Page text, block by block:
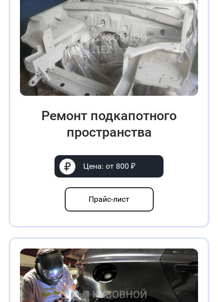
Ремонт подкапотного
пространства
Цена: от 800 ₽
Прайс-лист